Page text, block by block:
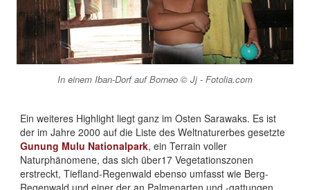
In einem Iban-Dorf auf Borneo © Jj - Fotolia.com
Ein weiteres Highlight liegt ganz im Osten Sarawaks. Es ist
der im Jahre 2000 auf die Liste des Weltnaturerbes gesetzte
Gunung Mulu Nationalpark, ein Terrain voller
Naturphänomene, das sich über17 Vegetationszonen
erstreckt, Tiefland-Regenwald ebenso umfasst wie Berg-
Regenwald und einer der an Palmenarten und -gattungen